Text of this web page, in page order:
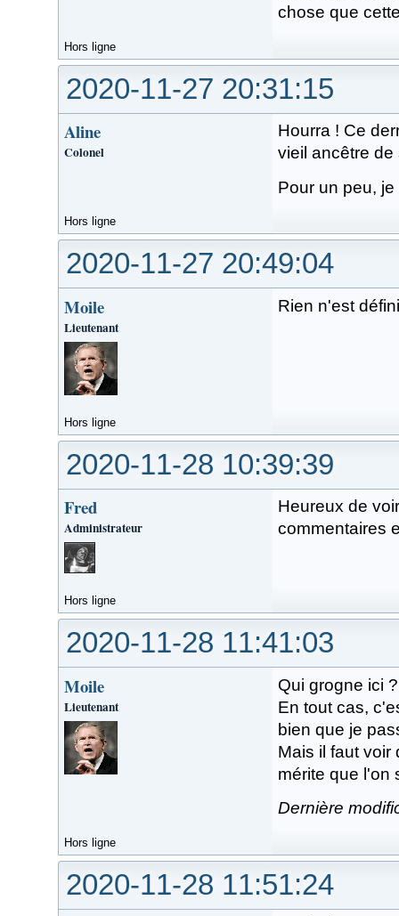
chose que
Hors ligne
2020-11-27 20:31:15
Aline
Colonel
Hourra ! Ce
vieil ancêtre de
Pour un peu,
Hors ligne
2020-11-27 20:49:04
Moile
Lieutenant
Rien n'est
Hors ligne
2020-11-28 10:39:39
Fred
Administrateur
Heureux de
commentaires
Hors ligne
2020-11-28 11:41:03
Moile
Lieutenant
Qui grogne ici
En tout cas,
bien que je
Mais il faut voir
mérite que l'on
Dernière
Hors ligne
2020-11-28 11:51:24